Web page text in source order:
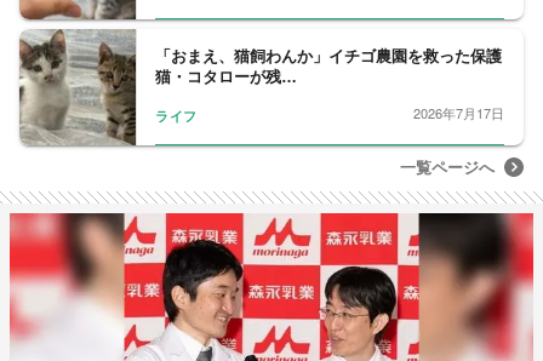
「おまえ、猫飼わんか」イチゴ農園を救った保護
猫・コタローが残…
ライフ 2026年7月17日
一覧ページへ